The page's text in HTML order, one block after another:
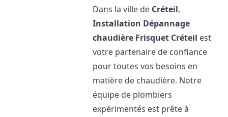
Dans la ville de Créteil,
Installation Dépannage
chaudière Frisquet Créteil est
votre partenaire de confiance
pour toutes vos besoins en
matière de chaudière. Notre
équipe de plombiers
expérimentés est prête à